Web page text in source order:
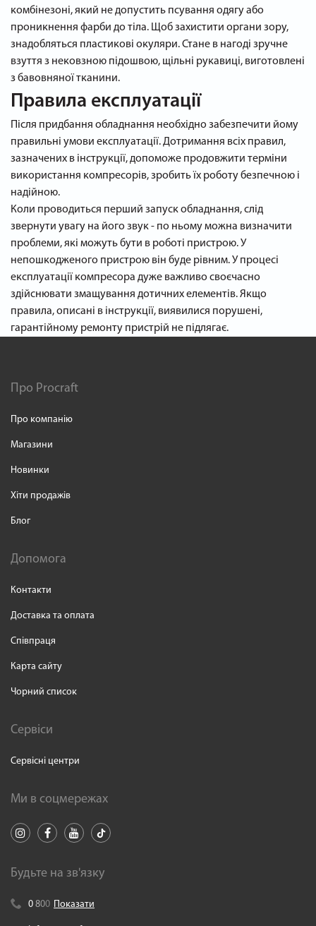
комбінезоні, який не допустить псування одягу або
проникнення фарби до тіла. Щоб захистити органи зору,
знадобляться пластикові окуляри. Стане в нагоді зручне
взуття з нековзною підошвою, щільні рукавиці, виготовлені
з бавовняної тканини.
Правила експлуатації
Після придбання обладнання необхідно забезпечити йому
правильні умови експлуатації. Дотримання всіх правил,
зазначених в інструкції, допоможе продовжити терміни
використання компресорів, зробить їх роботу безпечною і
надійною.
Коли проводиться перший запуск обладнання, слід
звернути увагу на його звук - по ньому можна визначити
проблеми, які можуть бути в роботі пристрою. У
непошкодженого пристрою він буде рівним. У процесі
експлуатації компресора дуже важливо своєчасно
здійснювати змащування дотичних елементів. Якщо
правила, описані в інструкції, виявилися порушені,
гарантійному ремонту пристрій не підлягає.
Про Procraft
Про компанію
Магазини
Новинки
Хіти продажів
Блог
Допомога
Контакти
Доставка та оплата
Співпраця
Карта сайту
Чорний список
Сервіси
Сервісні центри
Ми в соцмережах
Будьте на зв'язку
0 800 Показати